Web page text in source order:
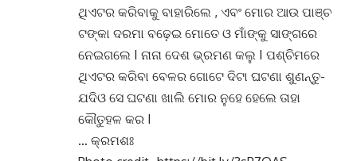
ଥିଏଟର କରିବାକୁ ବାହାରିଲେ , ଏବଂ ମୋର ଆଉ ପାଞ୍ଚ
ଟଙ୍କା ଦରମା ବଢ଼େଇ ମୋତେ ଓ ମାଁଙ୍କୁ ସାଙ୍ଗରେ
ନେଇଗଲେ I ନାନା ଦେଶ ଭ୍ରମଣ କଲୁ I ପଶ୍ଚିମରେ
ଥିଏଟର କରିବା ବେଳର ଗୋଟେ ଦିଟା ଘଟଣା ଶୁଣନ୍ତୁ-
ଯଦିଓ ସେ ଘଟଣା ଖାଲି ମୋର ନୁହେ ହେଲେ ତାହା
କୌତୁହଳ କର I
… କ୍ରମଶଃ